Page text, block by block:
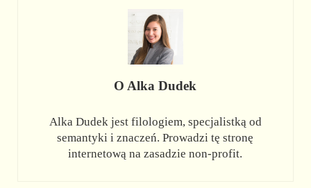
O Alka Dudek
Alka Dudek jest filologiem, specjalistką od
semantyki i znaczeń. Prowadzi tę stronę
internetową na zasadzie non-profit.